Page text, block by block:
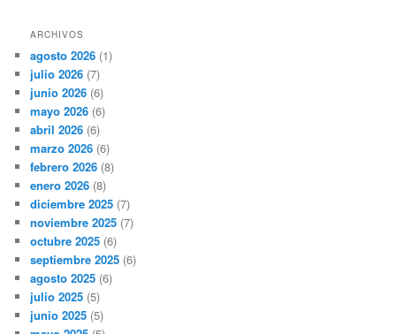
ARCHIVOS
agosto 2026 (1)
julio 2026 (7)
junio 2026 (6)
mayo 2026 (6)
abril 2026 (6)
marzo 2026 (6)
febrero 2026 (8)
enero 2026 (8)
diciembre 2025 (7)
noviembre 2025 (7)
octubre 2025 (6)
septiembre 2025 (6)
agosto 2025 (6)
julio 2025 (5)
junio 2025 (5)